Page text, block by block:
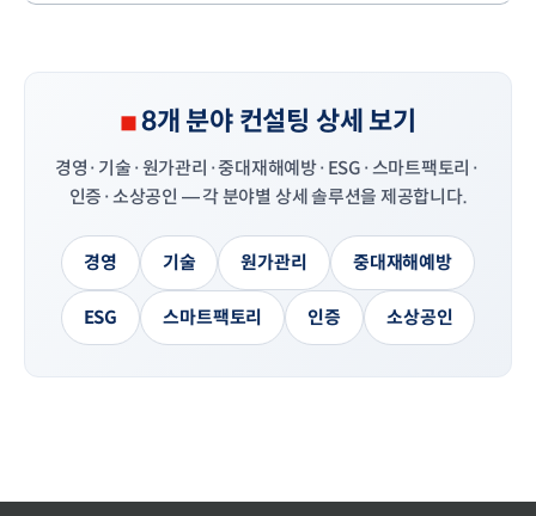
8개 분야 컨설팅 상세 보기
경영·기술·원가관리·중대재해예방·ESG·스마트팩토리·
인증·소상공인 — 각 분야별 상세 솔루션을 제공합니다.
경영 기술 원가관리 중대재해예방
ESG 스마트팩토리 인증 소상공인